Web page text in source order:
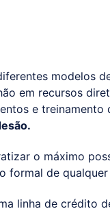
modelos
em recursos
e
o máximo
formal de
linha de crédito